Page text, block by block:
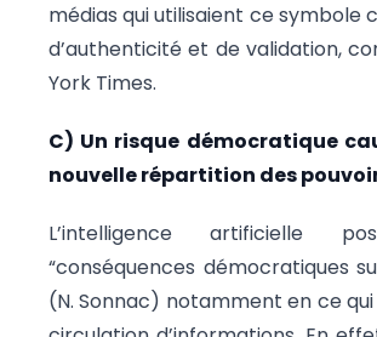
médias qui utilisaient ce symbole
d’authenticité et de validation,
York Times.
C) Un risque démocratique
nouvelle répartition des
L’intelligence artificielle
“conséquences démocratiques
(N. Sonnac) notamment en ce